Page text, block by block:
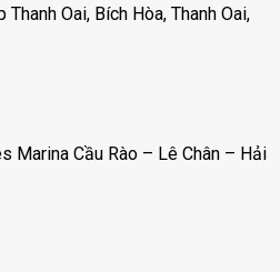
Oai, Bích Hòa, Thanh Oai,
Marina Cầu Rào – Lê Chân – Hải